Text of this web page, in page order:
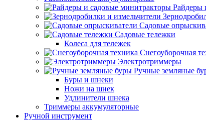
Райдеры
Садовые
Садовые тележки
Колеса для тележек
Снегоуборочная
Электротриммеры
Ручные земляные
Буры и шнеки
Ножи на шнек
Удлинители шнека
Триммеры аккумуляторные
Ручной инструмент